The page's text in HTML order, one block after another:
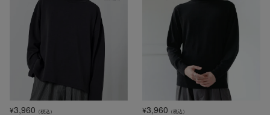
¥3,960 （税込） ¥3,960 （税込）